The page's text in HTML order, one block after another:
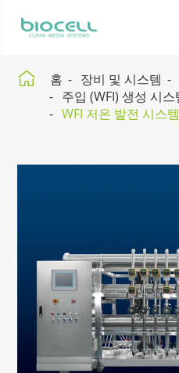
 홈 장비 및 시스템
주입 (WFI) 생성 시
WFI 저온 발전 시스템